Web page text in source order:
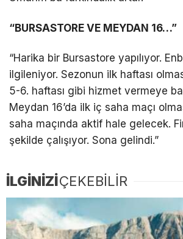
“BURSASTORE VE MEYDAN 16…”
“Harika bir Bursastore yapılıyor.
ilgileniyor. Sezonun ilk haftası
5-6. haftası gibi hizmet vermeye
Meydan 16’da ilk iç saha maçı
saha maçında aktif hale gelecek.
şekilde çalışıyor. Sona gelindi.”
İLGİNİZİÇEKEBİLİR